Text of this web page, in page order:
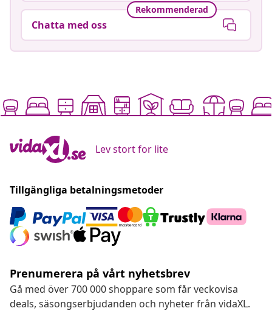
Rekommenderad
Chatta med oss
Lev stort for lite
Tillgängliga betalningsmetoder
Prenumerera på vårt nyhetsbrev
Gå med över 700 000 shoppare som får veckovisa
deals, säsongserbjudanden och nyheter från vidaXL.